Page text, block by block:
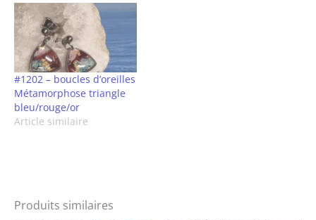
#1202 – boucles d’oreilles
Métamorphose triangle
bleu/rouge/or
Article similaire
Produits similaires